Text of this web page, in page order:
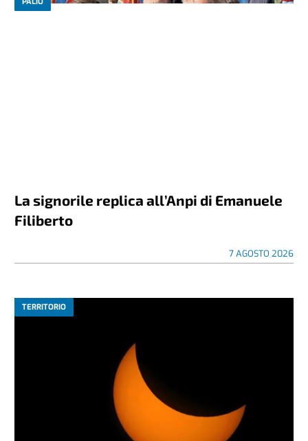
La signorile replica all’Anpi di Emanuele
Filiberto
7 AGOSTO 2026
TERRITORIO